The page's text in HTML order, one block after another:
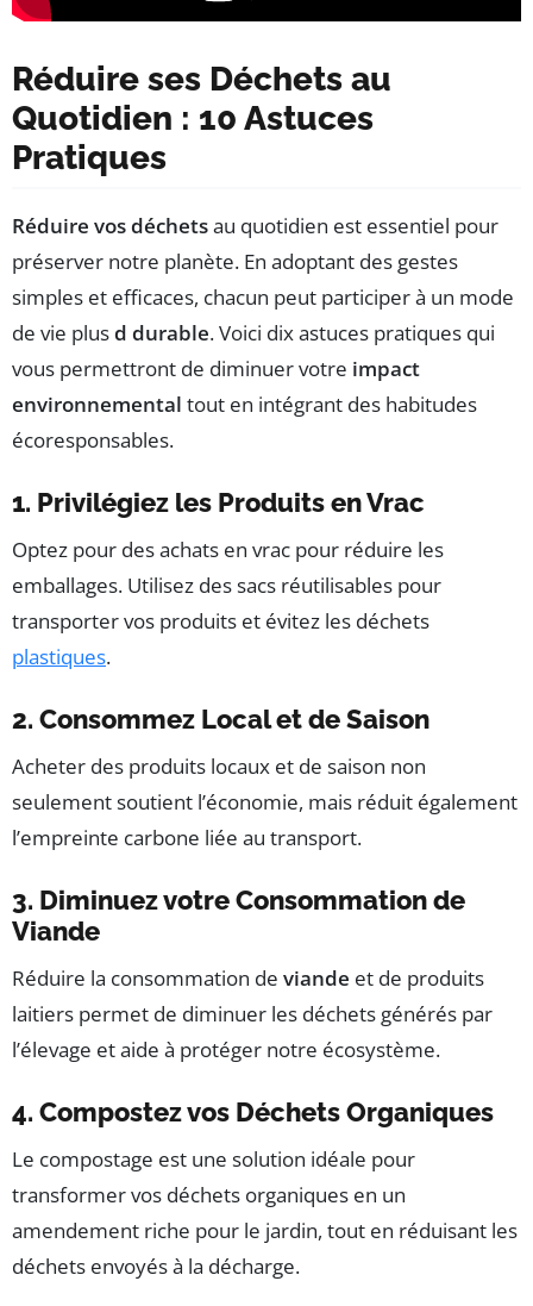
Réduire ses Déchets au
Quotidien : 10 Astuces
Pratiques
Réduire vos déchetsau quotidien est essentiel pour
préserver notre planète. En adoptant des gestes
simples et efficaces, chacun peut participer à un mode
de vie plusd durable. Voici dix astuces pratiques qui
vous permettront de diminuer votre impact
environnemental tout en intégrant des habitudes
écoresponsables.
1. Privilégiez les Produits en Vrac
Optez pour des achats en vrac pour réduire les
emballages. Utilisez des sacs réutilisables pour
transporter vos produits et évitez les déchets
plastiques.
2. Consommez Local et de Saison
Acheter des produits locaux et de saison non
seulement soutient l’économie, mais réduit également
l’empreinte carbone liée au transport.
3. Diminuez votre Consommation de
Viande
Réduire la consommation de viande et de produits
laitiers permet de diminuer les déchets générés par
l’élevage et aide à protéger notre écosystème.
4. Compostez vos Déchets Organiques
Le compostage est une solution idéale pour
transformer vos déchets organiques en un
amendement riche pour le jardin, tout en réduisant les
déchets envoyés à la décharge.